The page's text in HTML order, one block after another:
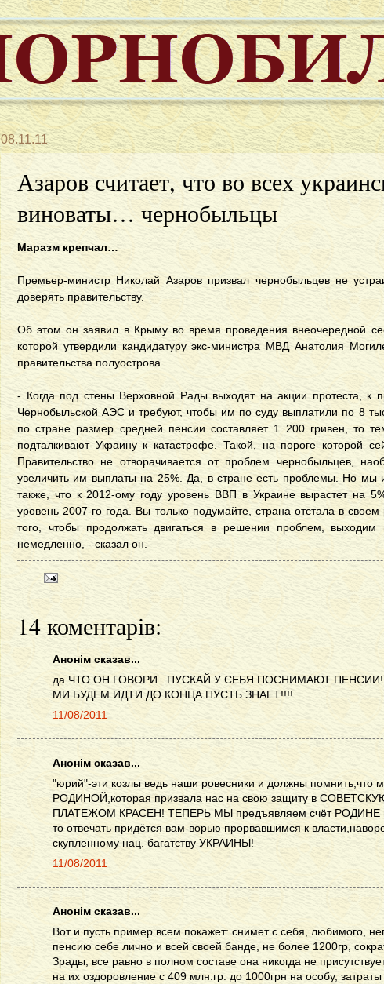
08.11.11
Азаров считает, что во всех
виноваты… чернобыльцы
Маразм крепчал…
Премьер-министр Николай Азаров призвал чернобыльцев не
доверять правительству.
Об этом он заявил в Крыму во время проведения внеочередной
которой утвердили кандидатуру экс-министра МВД Анатолия
правительства полуострова.
- Когда под стены Верховной Рады выходят на акции протеста, к
Чернобыльской АЭС и требуют, чтобы им по суду выплатили по 8
по стране размер средней пенсии составляет 1 200 гривен, то
подталкивают Украину к катастрофе. Такой, на пороге которой
Правительство не отворачивается от проблем чернобыльцев,
увеличить им выплаты на 25%. Да, в стране есть проблемы. Но мы
также, что к 2012-ому году уровень ВВП в Украине вырастет на
уровень 2007-го года. Вы только подумайте, страна отстала в
того, чтобы продолжать двигаться в решении проблем,
немедленно, - сказал он.
14 коментарів:
Анонім сказав...
да ЧТО ОН ГОВОРИ...ПУСКАЙ У СЕБЯ ПОСНИМАЮТ
МИ БУДЕМ ИДТИ ДО КОНЦА ПУСТЬ ЗНАЕТ!!!!
11/08/2011
Анонім сказав...
"юрий"-эти козлы ведь наши ровесники и должны
РОДИНОЙ,которая призвала нас на свою защиту в
ПЛАТЕЖОМ КРАСЕН! ТЕПЕРЬ МЫ предъявляем счёт РОДИНЕ
то отвечать придётся вам-ворью прорвавшимся к
скупленному нац. багатству УКРАИНЫ!
11/08/2011
Анонім сказав...
Вот и пусть пример всем покажет: снимет с себя, любимого,
пенсию себе лично и всей своей банде, не более 1200гр,
Зрады, все равно в полном составе она никогда не
на их оздоровление с 409 млн.гр. до 1000грн на особу, затраты